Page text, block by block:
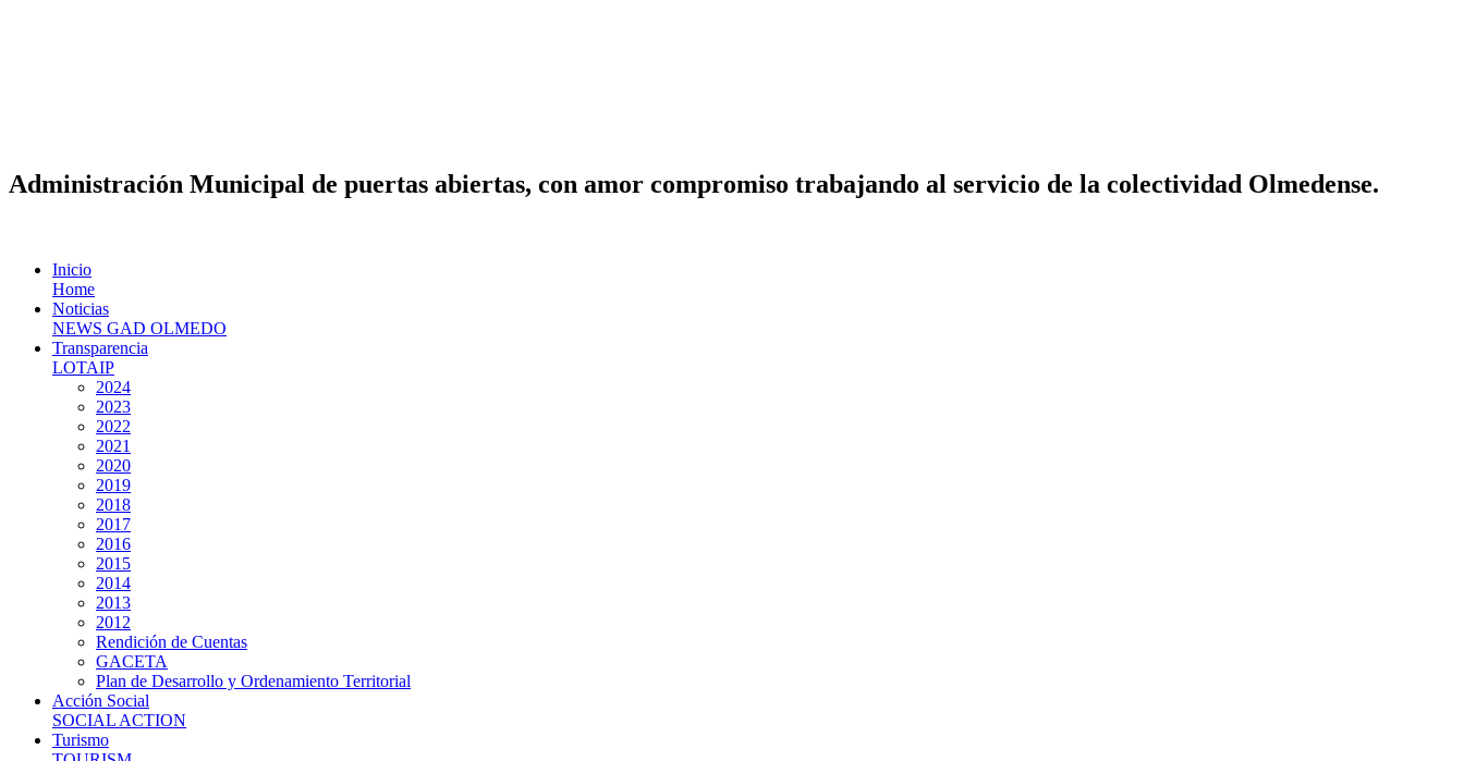
Administración Municipal de puertas abiertas, con amor compromiso trabajando al servicio de la colectividad Olmedense.
Inicio
Home
Noticias
NEWS GAD OLMEDO
Transparencia
LOTAIP
2024
2023
2022
2021
2020
2019
2018
2017
2016
2015
2014
2013
2012
Rendición de Cuentas
GACETA
Plan de Desarrollo y Ordenamiento Territorial
Acción Social
SOCIAL ACTION
Turismo